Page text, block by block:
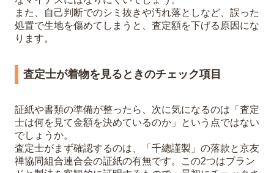
また、自己判断でのシミ抜きや汚れ落としなど、誤った
処置で生地を傷めてしまうと、査定額を下げる原因にな
ります。
査定士が着物を見るときのチェック項目
証紙や書類の準備が整ったら、次に気になるのは「査定
士は何を見て金額を決めているのか」という点ではない
でしょうか。
査定士がまず確認するのは、「千總謹製」の落款と京友
禅協同組合連合会の証紙の有無です。この2つはブラン